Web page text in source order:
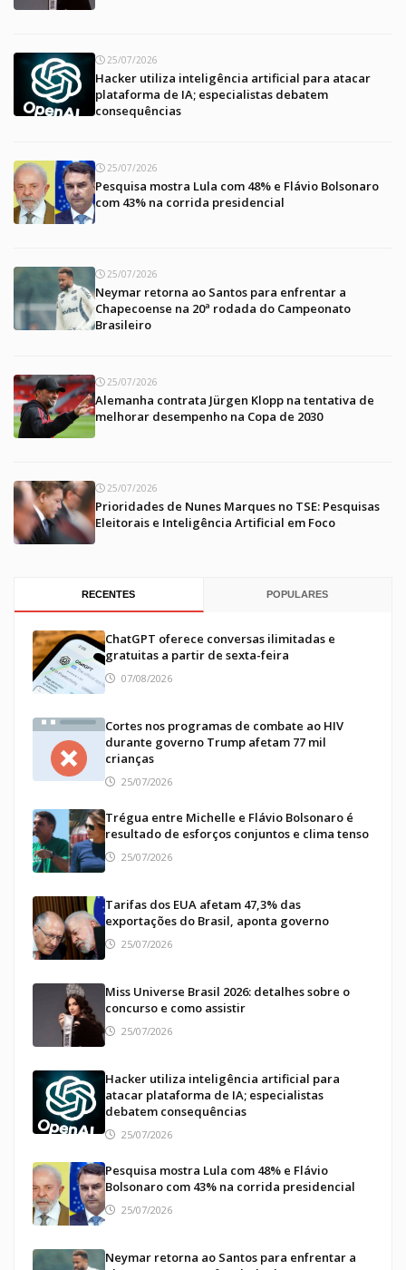
25/07/2026
Hacker utiliza inteligência artificial para atacar
plataforma de IA; especialistas debatem
consequências
25/07/2026
Pesquisa mostra Lula com 48% e Flávio Bolsonaro
com 43% na corrida presidencial
25/07/2026
Neymar retorna ao Santos para enfrentar a
Chapecoense na 20ª rodada do Campeonato
Brasileiro
25/07/2026
Alemanha contrata Jürgen Klopp na tentativa de
melhorar desempenho na Copa de 2030
25/07/2026
Prioridades de Nunes Marques no TSE: Pesquisas
Eleitorais e Inteligência Artificial em Foco
RECENTES POPULARES
ChatGPT oferece conversas ilimitadas e
gratuitas a partir de sexta-feira
07/08/2026
Cortes nos programas de combate ao HIV
durante governo Trump afetam 77 mil
crianças
25/07/2026
Trégua entre Michelle e Flávio Bolsonaro é
resultado de esforços conjuntos e clima tenso
25/07/2026
Tarifas dos EUA afetam 47,3% das
exportações do Brasil, aponta governo
25/07/2026
Miss Universe Brasil 2026: detalhes sobre o
concurso e como assistir
25/07/2026
Hacker utiliza inteligência artificial para
atacar plataforma de IA; especialistas
debatem consequências
25/07/2026
Pesquisa mostra Lula com 48% e Flávio
Bolsonaro com 43% na corrida presidencial
25/07/2026
Neymar retorna ao Santos para enfrentar a